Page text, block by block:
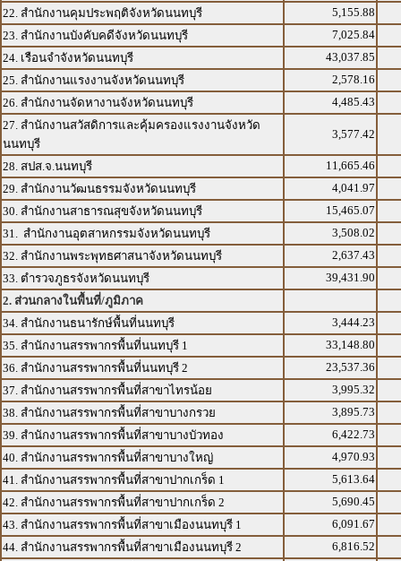
22. สำนักงานคุมประพฤติจังหวัดนนทบุรี
5,155.88
23. สำนักงานบังคับคดีจังหวัดนนทบุรี
7,025.84
24. เรือนจำจังหวัดนนทบุรี
43,037.85
25. สำนักงานแรงงานจังหวัดนนทบุรี
2,578.16
26. สำนักงานจัดหางานจังหวัดนนทบุรี
4,485.43
27. สำนักงานสวัสดิการและคุ้มครองแรงงานจังหวัด
นนทบุรี
3,577.42
28. สปส.จ.นนทบุรี
11,665.46
29. สำนักงานวัฒนธรรมจังหวัดนนทบุรี
4,041.97
30. สำนักงานสาธารณสุขจังหวัดนนทบุรี
15,465.07
31. สำนักงานอุตสาหกรรมจังหวัดนนทบุรี
3,508.02
32. สำนักงานพระพุทธศาสนาจังหวัดนนทบุรี
2,637.43
33. ตำรวจภูธรจังหวัดนนทบุรี
39,431.90
2. ส่วนกลางในพื้นที่/ภูมิภาค
34. สำนักงานธนารักษ์พื้นที่นนทบุรี
3,444.23
35. สำนักงานสรรพากรพื้นที่นนทบุรี 1
33,148.80
36. สำนักงานสรรพากรพื้นที่นนทบุรี 2
23,537.36
37. สำนักงานสรรพากรพื้นที่สาขาไทรน้อย
3,995.32
38. สำนักงานสรรพากรพื้นที่สาขาบางกรวย
3,895.73
39. สำนักงานสรรพากรพื้นที่สาขาบางบัวทอง
6,422.73
40. สำนักงานสรรพากรพื้นที่สาขาบางใหญ่
4,970.93
41. สำนักงานสรรพากรพื้นที่สาขาปากเกร็ด 1
5,613.64
42. สำนักงานสรรพากรพื้นที่สาขาปากเกร็ด 2
5,690.45
43. สำนักงานสรรพากรพื้นที่สาขาเมืองนนทบุรี 1
6,091.67
44. สำนักงานสรรพากรพื้นที่สาขาเมืองนนทบุรี 2
6,816.52